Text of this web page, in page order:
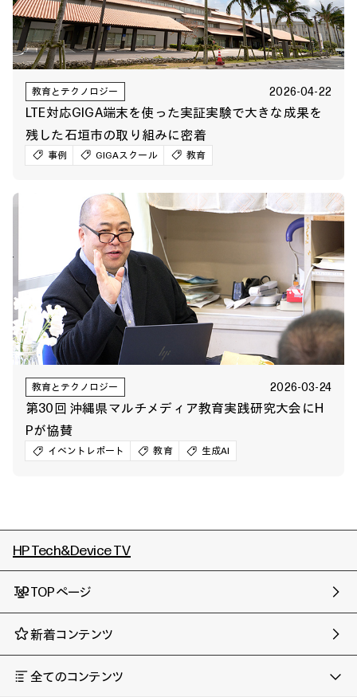
教育とテクノロジー 2026-04-22
LTE対応GIGA端末を使った実証実験で大きな成果を
残した石垣市の取り組みに密着
事例 GIGAスクール 教育
教育とテクノロジー 2026-03-24
第30回 沖縄県マルチメディア教育実践研究大会にH
Pが協賛
イベントレポート 教育 生成AI
HP Tech&Device TV
TOPページ
新着コンテンツ
全てのコンテンツ